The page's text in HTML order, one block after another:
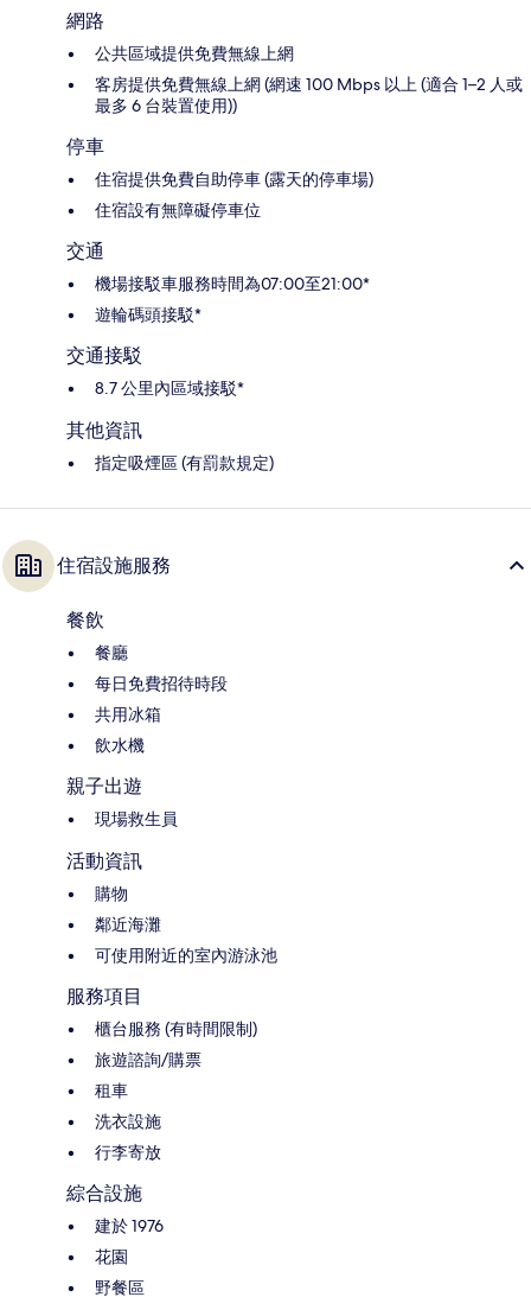
網路
公共區域提供免費無線上網
客房提供免費無線上網 (網速 100 Mbps 以上 (適合 1–2 人或
最多 6 台裝置使用))
停車
住宿提供免費自助停車 (露天的停車場)
住宿設有無障礙停車位
交通
機場接駁車服務時間為07:00至21:00*
遊輪碼頭接駁*
交通接駁
8.7 公里內區域接駁*
其他資訊
指定吸煙區 (有罰款規定)
住宿設施服務
餐飲
餐廳
每日免費招待時段
共用冰箱
飲水機
親子出遊
現場救生員
活動資訊
購物
鄰近海灘
可使用附近的室內游泳池
服務項目
櫃台服務 (有時間限制)
旅遊諮詢/購票
租車
洗衣設施
行李寄放
綜合設施
建於 1976
花園
野餐區